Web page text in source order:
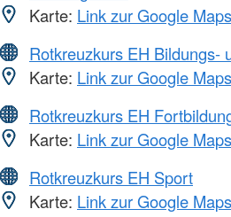
Karte: Link zur Google
Rotkreuzkurs EH Bildungs-
Karte: Link zur Google
Rotkreuzkurs EH
Karte: Link zur Google
Rotkreuzkurs EH Sport
Karte: Link zur Google